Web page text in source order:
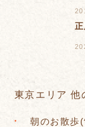
東京エリア 他
朝のお散歩